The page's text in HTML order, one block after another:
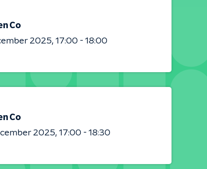
Co
2025 17:00 - 18:00
Co
2025 17:00 - 18:30